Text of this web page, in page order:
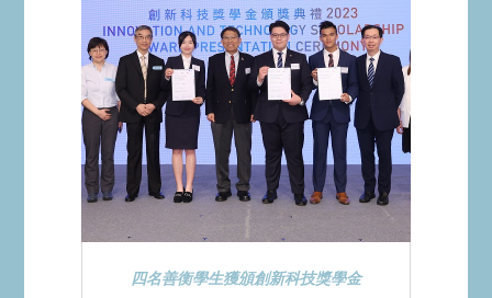
四名善衡學生獲頒創新科技獎學金